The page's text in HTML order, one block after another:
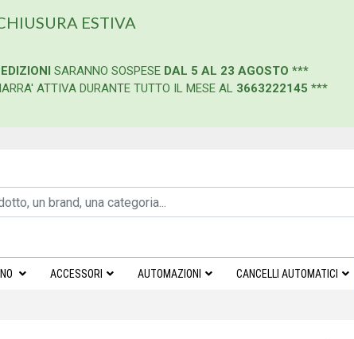
ESTIVA
SARANNO SOSPESE DAL 5 AL 23 AGOSTO ***
ATTIVA DURANTE TUTTO IL MESE AL 3663222145 ***
ACCESSORI AUTOMAZIONI CANCELLI AUTOMATICI